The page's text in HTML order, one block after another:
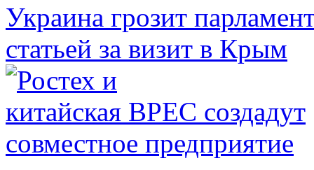
Украина грозит
статьей за визит в Крым